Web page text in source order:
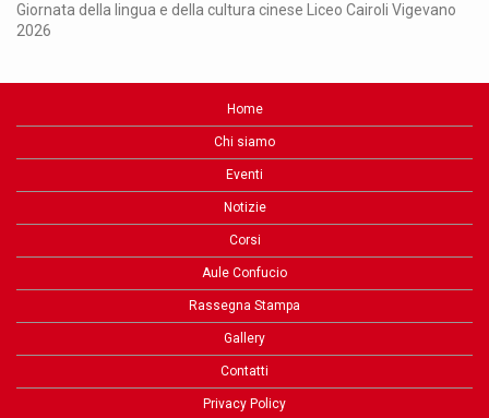
Giornata della lingua e della cultura cinese Liceo Cairoli Vigevano
2026
Home
Chi siamo
Eventi
Notizie
Corsi
Aule Confucio
Rassegna Stampa
Gallery
Contatti
Privacy Policy